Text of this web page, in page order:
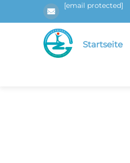
[email protected]
Startseite